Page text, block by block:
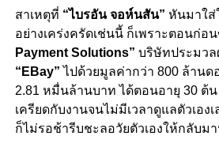
สาเหตุที่ “ไบรอัน จอห์นสัน” หันมาใส่
อย่างเคร่งครัดเช่นนี้ ก็เพราะตอนก่อ
Payment Solutions” บริษัทประมวล
“EBay” ไปด้วยมูลค่ากว่า 800 ล้านด
2.81 หมื่นล้านบาท ได้ตอนอายุ 30 ต้น
เครียดกับงานจนไม่มีเวลาดูแลตัวเอง
ก็ไม่รอช้ารีบชะลอวัยตัวเองให้กลับ